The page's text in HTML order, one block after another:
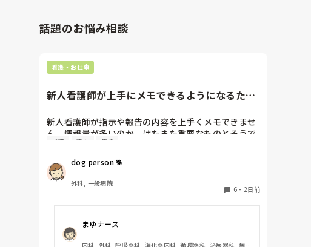
をした事がなく、やり方がわからない新人さんが、先
言われていて、そんな無茶な…と思いました。
新人さんが可愛そう、と感じることもある反面、ペア
びり記録していて、「(処置を)やったことあるの？無
けても、「記録終わってないんで」と。。。
早く色々覚えたい！という、意欲があまり感じられ
ず…これはPNS云々よりも、その新人の性格かな？と
た。。。時代柄でしょうか？？
私はどちらかといえば、PNSは好きじゃありません。
でもPNSでやれというからには、もっと業務量に見合
PNSもそうじゃないのも経験している方は、どちらの
タに出来るでしょうか⁉️物事の良し悪しの批判は簡単で
抱えるのは到底ムリですね🎵ならば皆で抱えましょうね
🎵僕の持論ですけど、頑張って👊😆🎵
話題のお悩み相談
看護・お仕事
新人看護師が上手にメモできるようになるため
新人看護師が指示や報告の内容を上手くメモできませ
ん。情報量が多いのか、はたまた重要なものとそうで
ないものの仕分けができないのか…  肝心な事柄を逃
か？　出来るだけゆっくり指示・報告するよう皆で努
力しています。
指導 新人 病棟
dog person 🐕
外科, 一般病院
6 ・ 2日前
まゆナース
内科, 外科, 呼吸器科, 消化器内科, 循環器科, 泌尿器科, 病